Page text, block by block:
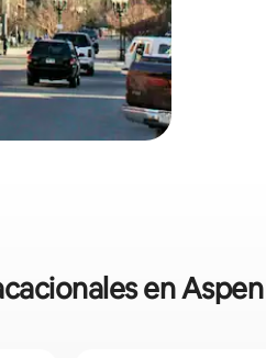
en Aspen